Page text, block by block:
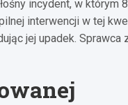
incydent, w którym
interwencji w tej
jej upadek.